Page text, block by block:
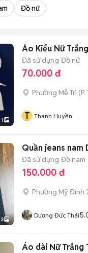
Đồ nữ
1
Áo Kiểu Nữ
Đã sử dụng Đồ nữ
70.000 đ
Phường Mễ Trì (
T Thanh Huyền
3
Quần jeans nam
Đã sử dụng Đồ nam
150.000 đ
Phường Mỹ Đình
Dương Đức Thái
Áo dài Nữ Trắng